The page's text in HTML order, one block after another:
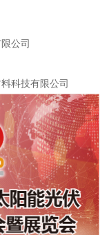
公司
科技有限公司